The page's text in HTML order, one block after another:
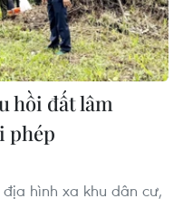
hồi đất lâm
phép
hình xa khu dân cư,
The Legal